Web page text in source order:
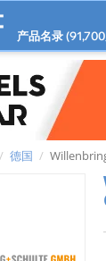
产品名录 (91,700
德国